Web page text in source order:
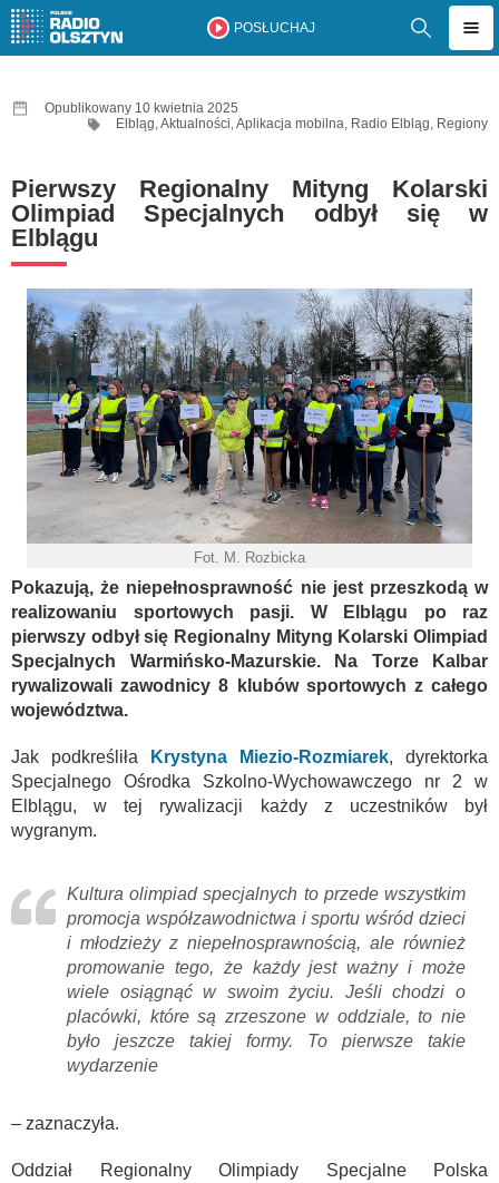
POSŁUCHAJ
Opublikowany 10 kwietnia 2025
Elbląg,Aktualności,Aplikacja mobilna, Radio Elbląg, Regiony
Pierwszy Regionalny Mityng Kolarski
Olimpiad Specjalnych odbył się w
Elblągu
Fot. M. Rozbicka
Pokazują, że niepełnosprawność nie jest przeszkodą w
realizowaniu sportowych pasji. W Elblągu po raz
pierwszy odbył się Regionalny Mityng Kolarski Olimpiad
Specjalnych Warmińsko-Mazurskie. Na Torze Kalbar
rywalizowali zawodnicy 8 klubów sportowych z całego
województwa.
Jak podkreśliła Krystyna Miezio-Rozmiarek, dyrektorka
Specjalnego Ośrodka Szkolno-Wychowawczego nr 2 w
Elblągu, w tej rywalizacji każdy z uczestników był
wygranym.
Kultura olimpiad specjalnych to przede wszystkim
promocja współzawodnictwa i sportu wśród dzieci
i młodzieży z niepełnosprawnością, ale również
promowanie tego, że każdy jest ważny i może
wiele osiągnąć w swoim życiu. Jeśli chodzi o
placówki, które są zrzeszone w oddziale, to nie
było jeszcze takiej formy. To pierwsze takie
wydarzenie
– zaznaczyła.
Oddział Regionalny Olimpiady Specjalne Polska